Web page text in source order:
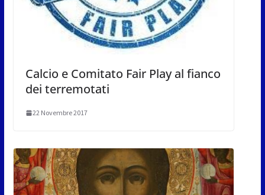
Calcio e Comitato Fair Play al fianco
dei terremotati
22 Novembre 2017